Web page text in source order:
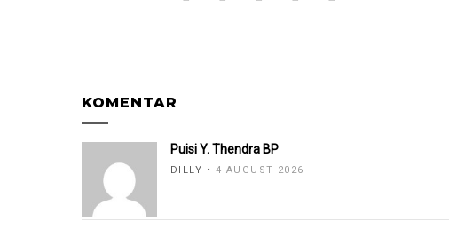
KOMENTAR
Puisi Y. Thendra BP
DILLY 4 AUGUST 2026